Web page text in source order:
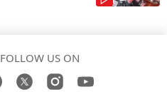
FOLLOW US ON